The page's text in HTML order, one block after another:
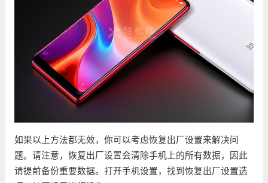
如果以上方法都无效，你可以考虑恢复出厂设置来解决问
题。请注意，恢复出厂设置会清除手机上的所有数据，因此
请提前备份重要数据。打开手机设置，找到恢复出厂设置选